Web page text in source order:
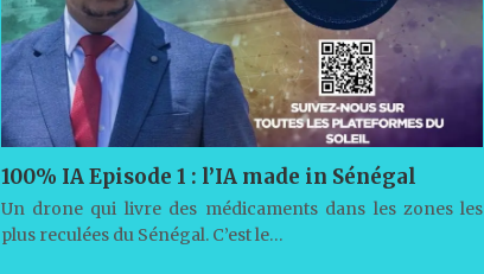
100% IA Episode 1 : l’IA made in Sénégal
Un drone qui livre des médicaments dans les zones les
plus reculées du Sénégal. C’est le…